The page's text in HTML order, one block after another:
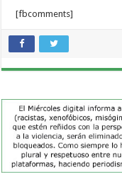
[fbcomments]